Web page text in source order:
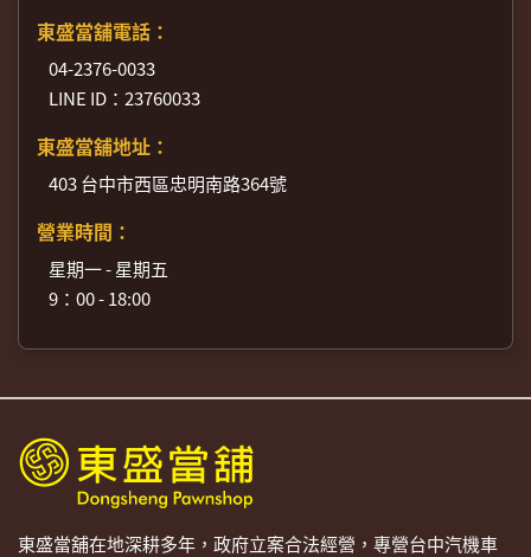
東盛當舖電話：
04-2376-0033
LINE ID：23760033
東盛當舖地址：
403 台中市西區忠明南路364號
營業時間：
星期一 - 星期五
9：00 - 18:00
東盛當舖在地深耕多年，政府立案合法經營，專營台中汽機車